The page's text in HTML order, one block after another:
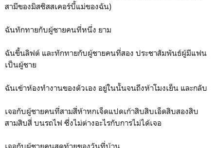
สามีของมิสซิสสเคอร์บี้แม่ของฉัน)
ฉันทักทายกับผู้ชายคนที่หนึ่ง ยาม
ฉันขึ้นลิฟต์ และทักทายกับผู้ชายคนที่สอง ประชาสัมพันธ์ผู้มีแฟน
เป็นผู้ชาย
ฉันเข้าห้องทำงานของตัวเอง อยู่ในนั้นจนถึงห้าโมงเย็น และกลับ
เจอกับผู้ชายคนที่สามสี่ห้าหกเจ็ดแปดเก้าสิบสิบเอ็ดสิบสองสิบ
สามสิบสี่ บนรถไฟ ซึ่งไม่ต่างอะไรกับการไม่ได้เจอ
เจอกับผู้ชายคนสุดท้ายของวันที่บ้าน